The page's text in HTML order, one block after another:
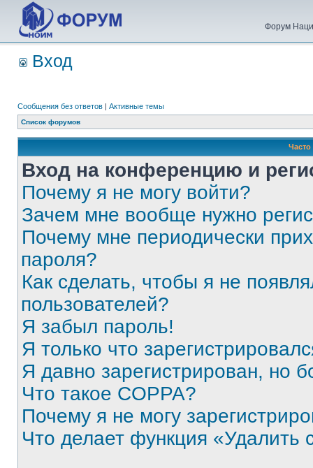
Форум
Вход
Сообщения без ответов | Активные темы
Список форумов
Вход на конференцию и
Почему я не могу войти?
Зачем мне вообще нужно
Почему мне периодически
пароля?
Как сделать, чтобы я не
пользователей?
Я забыл пароль!
Я только что
Я давно зарегистрирован, но
Что такое COPPA?
Почему я не могу
Что делает функция «Удалить